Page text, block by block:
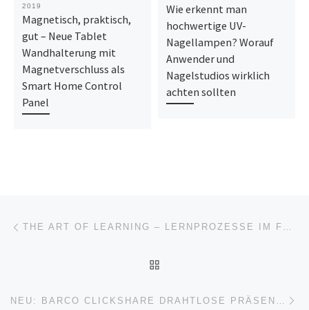
2019
Magnetisch, praktisch,
gut – Neue Tablet
Wandhalterung mit
Magnetverschluss als
Smart Home Control
Panel
Wie erkennt man
hochwertige UV-
Nagellampen? Worauf
Anwender und
Nagelstudios wirklich
achten sollten
Beitragsnavigation